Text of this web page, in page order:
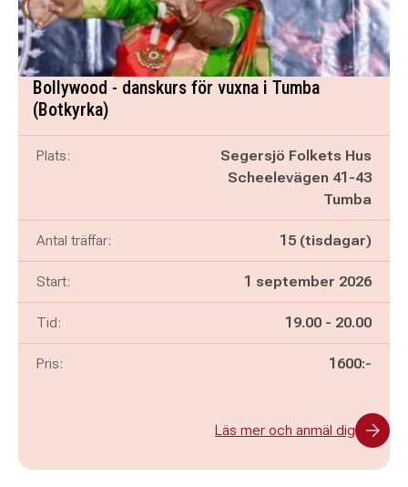
Bollywood - danskurs för vuxna i Tumba
(Botkyrka)
Plats:
Segersjö Folkets Hus
Scheelevägen 41-43
Tumba
Antal träffar: 15 (tisdagar)
Start: 1 september 2026
Tid: Pågår mellan
19.00 - och
20.00
Pris: 1600:-
Läs mer och anmäl dig